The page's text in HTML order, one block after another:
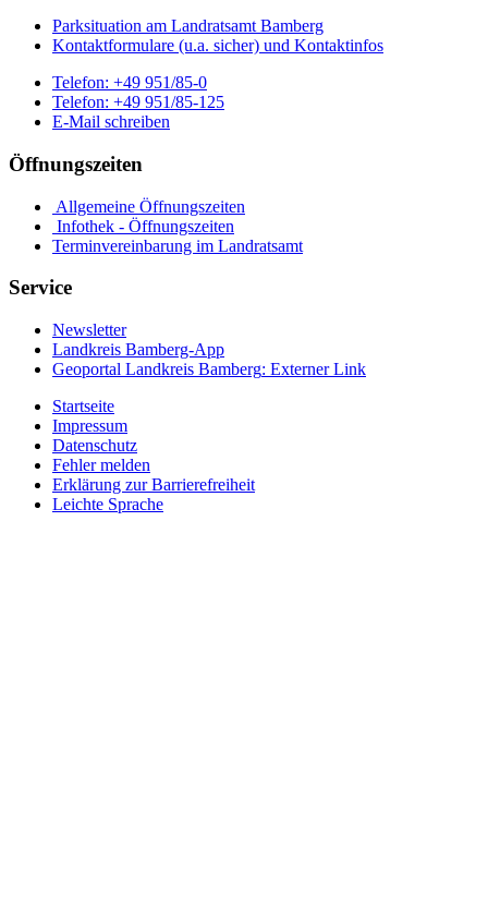
Parksituation am Landratsamt Bamberg
Kontaktformulare (u.a. sicher) und Kontaktinfos
Telefon: +49 951/85-0
Telefon: +49 951/85-125
E-Mail schreiben
Öffnungszeiten
Allgemeine Öffnungszeiten
Infothek - Öffnungszeiten
Terminvereinbarung im Landratsamt
Service
Newsletter
Landkreis Bamberg-App
Geoportal Landkreis Bamberg: Externer Link
Startseite
Impressum
Datenschutz
Fehler melden
Erklärung zur Barrierefreiheit
Leichte Sprache